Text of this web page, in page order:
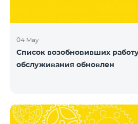
04 May
Список возобновивших
обслуживания обновлен